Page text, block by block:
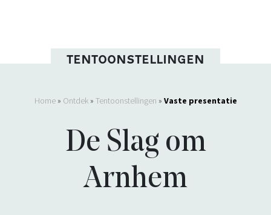
TENTOONSTELLINGEN
Home» Ontdek» Tentoonstellingen » Vaste presentatie
De Slag om
Arnhem